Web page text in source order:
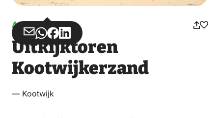
Aussichtsturm
Teilen
über
Email
Teilen
über
WhatsApp
Teilen
auf
Facebook
Teilen
auf
LinkedIn
Uitkijktoren
Kootwijkerzand
— Kootwijk